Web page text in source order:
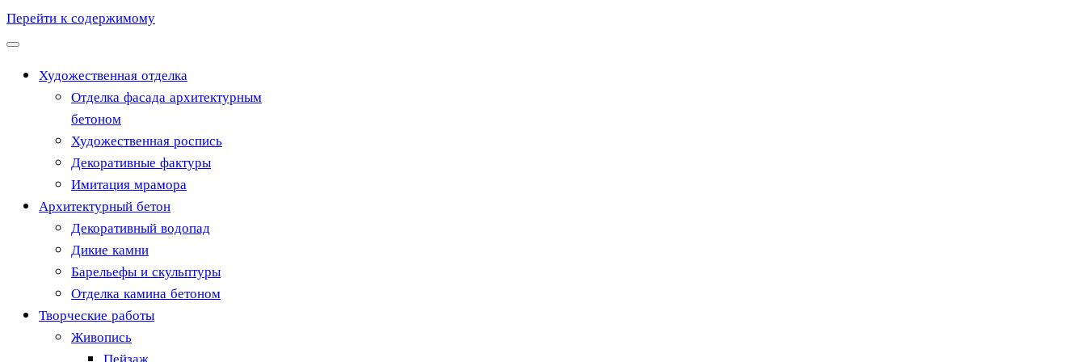
Перейти к содержимому
Художественная отделка
Отделка фасада архитектурным
бетоном
Художественная роспись
Декоративные фактуры
Имитация мрамора
Архитектурный бетон
Декоративный водопад
Дикие камни
Барельефы и скульптуры
Отделка камина бетоном
Творческие работы
Живопись
Пейзаж